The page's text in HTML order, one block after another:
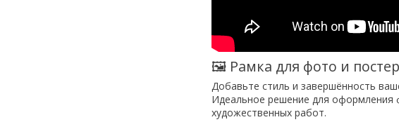
🖼 Рамка для фото и
Добавьте стиль и завершённость
Идеальное решение для оформления
художественных работ.